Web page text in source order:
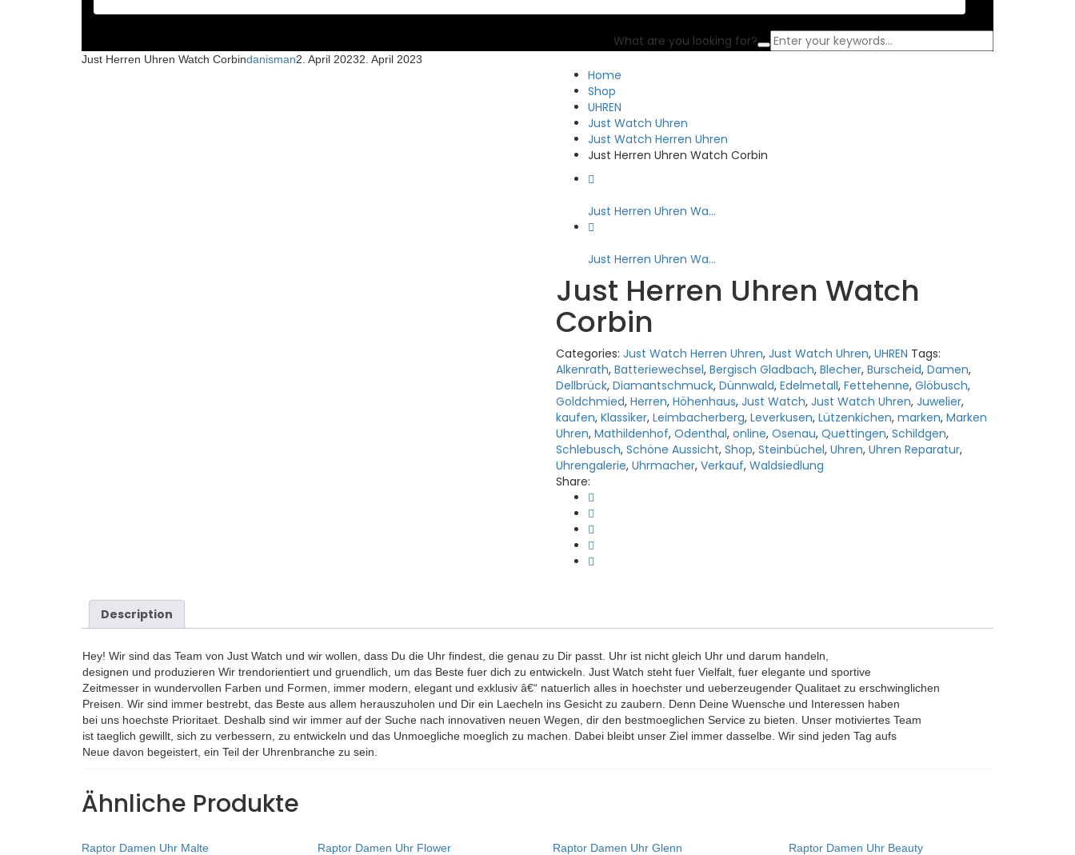
What are you looking for?
Just Herren Uhren Watch Corbindanisman2. April 20232. April 2023
Home
Shop
UHREN
Just Watch Uhren
Just Watch Herren Uhren
Just Herren Uhren Watch Corbin
Just Herren Uhren Wa...
Just Herren Uhren Wa...
Just Herren Uhren Watch
Corbin
Categories: Just Watch Herren Uhren, Just Watch Uhren, UHREN Tags:
Alkenrath, Batteriewechsel, Bergisch Gladbach, Blecher, Burscheid, Damen,
Dellbrück, Diamantschmuck, Dünnwald, Edelmetall, Fettehenne, Glöbusch,
Goldchmied, Herren, Höhenhaus, Just Watch, Just Watch Uhren, Juwelier,
kaufen, Klassiker, Leimbacherberg, Leverkusen, Lützenkichen, marken, Marken
Uhren, Mathildenhof, Odenthal, online, Osenau, Quettingen, Schildgen,
Schlebusch, Schöne Aussicht, Shop, Steinbüchel, Uhren, Uhren Reparatur,
Uhrengalerie, Uhrmacher, Verkauf, Waldsiedlung
Share:
Description
Hey! Wir sind das Team von Just Watch und wir wollen, dass Du die Uhr findest, die genau zu Dir passt. Uhr ist nicht gleich Uhr und darum handeln,
designen und produzieren Wir trendorientiert und gruendlich, um das Beste fuer dich zu entwickeln. Just Watch steht fuer Vielfalt, fuer elegante und sportive
Zeitmesser in wundervollen Farben und Formen, immer modern, elegant und exklusiv â€“ natuerlich alles in hoechster und ueberzeugender Qualitaet zu erschwinglichen
Preisen. Wir sind immer bestrebt, das Beste aus allem herauszuholen und Dir ein Laecheln ins Gesicht zu zaubern. Denn Deine Wuensche und Interessen haben
bei uns hoechste Prioritaet. Deshalb sind wir immer auf der Suche nach innovativen neuen Wegen, dir den bestmoeglichen Service zu bieten. Unser motiviertes Team
ist taeglich gewillt, sich zu verbessern, zu entwickeln und das Unmoegliche moeglich zu machen. Dabei bleibt unser Ziel immer dasselbe. Wir sind jeden Tag aufs
Neue davon begeistert, ein Teil der Uhrenbranche zu sein.
Ähnliche Produkte
Raptor Damen Uhr Malte
Raptor Damen Uhr Flower
Raptor Damen Uhr Glenn
Raptor Damen Uhr Beauty